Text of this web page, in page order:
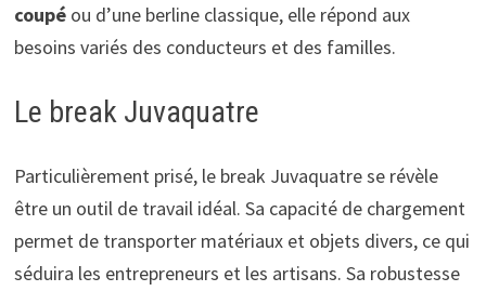
coupéou d’une berline classique, elle répond aux
besoins variés des conducteurs et des familles.
Le break Juvaquatre
Particulièrement prisé, le break Juvaquatre se révèle
être un outil de travail idéal. Sa capacité de chargement
permet de transporter matériaux et objets divers, ce qui
séduira les entrepreneurs et les artisans. Sa robustesse